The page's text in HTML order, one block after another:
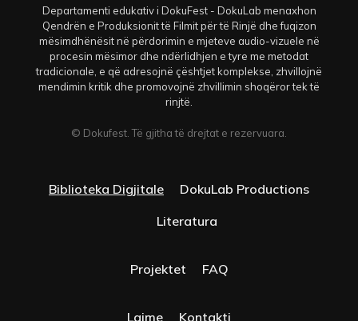
Departamenti edukativ i DokuFest - DokuLab menaxhon
Qendrën e Produksionit të Filmit për të Rinjë dhe fuqizon
mësimdhënësit në përdorimin e mjeteve audio-vizuele në
procesin mësimor dhe ndërlidhjen e tyre me metodat
tradicionale, e që adresojnë çështjet komplekse, zhvillojnë
mendimin kritik dhe promovojnë zhvillimin shoqëror tek të
rinjtë.
© Dokufest. Të gjitha të drejtat e rezervuara.
Biblioteka Digjitale
DokuLab Productions
Literatura
Projektet FAQ
Lajme Kontakti